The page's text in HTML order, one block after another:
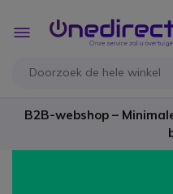
Toggle
Nav
B2B-webshop –